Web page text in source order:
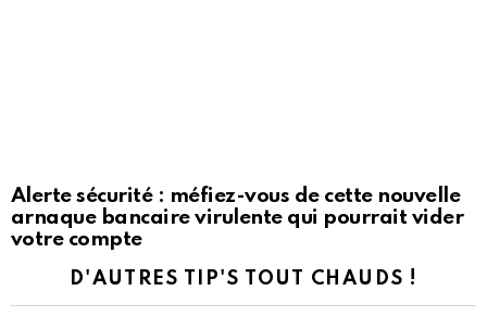
Alerte sécurité : méfiez-vous de cette nouvelle
arnaque bancaire virulente qui pourrait vider
votre compte
D'AUTRES TIP'S TOUT CHAUDS !